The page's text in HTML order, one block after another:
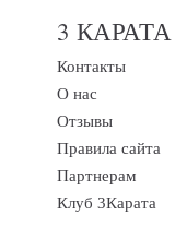
3 КАРАТА
Контакты
О нас
Отзывы
Правила сайта
Партнерам
Клуб 3Карата